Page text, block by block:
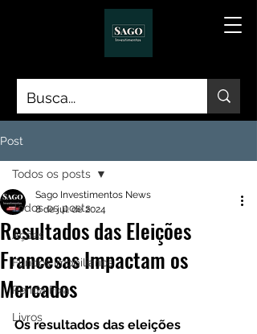
Post
Todos os posts
Ações
Fundos Imobiliários
Renda Fixa
Livros
Todos os posts
Resultados das Eleições
Francesas Impactam os
Mercados
Sago Investimentos News
8 de jul. de 2024
Os resultados das eleições